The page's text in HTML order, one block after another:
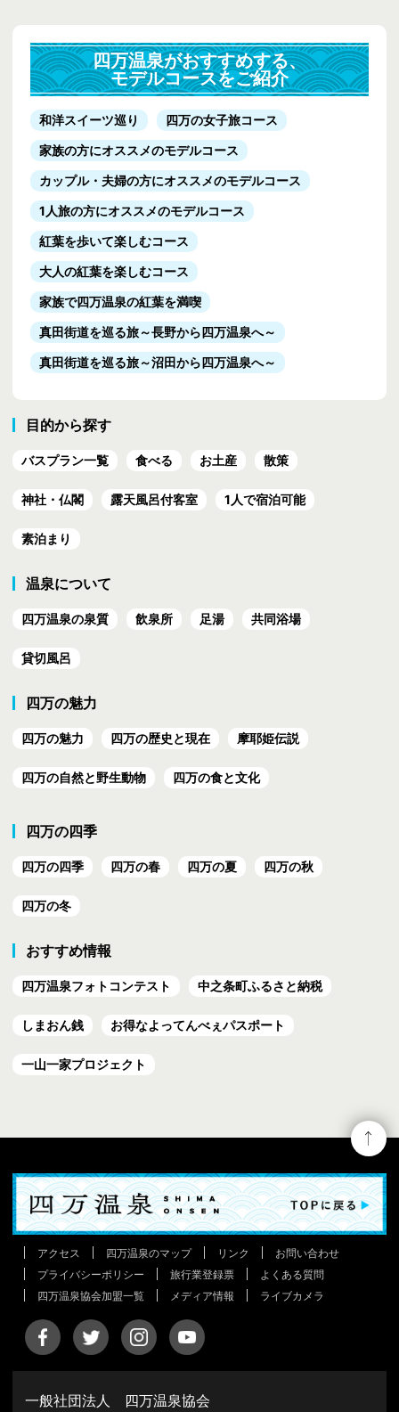
本イベントページサーバーに過度の負担を及ぼす行為
法令に違反する行為及び違反する行為を幇助・勧誘・強制・助長する行為
わいせつ、児童ポルノ及び児童の性的搾取を助長するデータを投稿する行
公序良俗、一般常識に反する行為
Instagramの利用規約・法令に違反する行為
その他上記に準ずる行為
その他
本イベントはInstagramが関与するものではありません。
イベントの応募に関わるインターネット通信料・接続料はお客様の負担と
スマートフォンの設定などに関するお問い合わせは、携帯電話各社または
製造元のメーカーにお問い合わせください。
当社の止むを得ない都合により、応募期間や賞品内容の変更、またサービ
スの中止・中断をする場合がございます。
この場合、当社は、イベントの中止に関連して、お客様その他いかなる
人・法人に対しても一切責任を負いません。
いません。
個人情報の取扱について
他個人情報の収集、利用、管理等の取り扱いにつきましては こちらをご
Instagramは米国およびその他の国におけるInstagram, LLCの商標です。
四万温泉がおすすめする、
モデルコースをご紹介
和洋スイーツ巡り
四万の女子旅コース
家族の方にオススメのモデルコース
カップル・夫婦の方にオススメのモデルコース
1人旅の方にオススメのモデルコース
紅葉を歩いて楽しむコース
大人の紅葉を楽しむコース
家族で四万温泉の紅葉を満喫
真田街道を巡る旅～長野から四万温泉へ～
真田街道を巡る旅～沼田から四万温泉へ～
目的から探す
バスプラン一覧 食べる お土産 散策
神社・仏閣 露天風呂付客室 1人で宿泊可能
素泊まり
温泉について
四万温泉の泉質 飲泉所 足湯 共同浴場
貸切風呂
四万の魅力
四万の魅力 四万の歴史と現在 摩耶姫伝説
四万の自然と野生動物 四万の食と文化
四万の四季
四万の四季 四万の春 四万の夏 四万の秋
四万の冬
おすすめ情報
四万温泉フォトコンテスト 中之条町ふるさと納税
しまおん銭 お得なよってんべぇパスポート
一山一家プロジェクト
アクセス 四万温泉のマップ リンク
お問い合わせ
プライバシーポリシー
旅行業登録票
よくある質問
四万温泉協会加盟一覧
メディア情報 ライブカメラ
一般社団法人 四万温泉協会